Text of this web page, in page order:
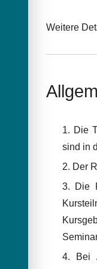
Weitere
Die
sind in
Der
Die
Bei